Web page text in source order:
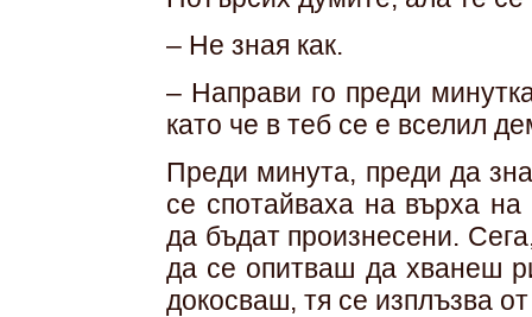
– Не зная как.
– Направи го преди
като че в теб се е вселил
Преди минута, преди да
се спотайваха на върха
да бъдат произнесени.
да се опитваш да хванеш
докосваш, тя се изплъзва